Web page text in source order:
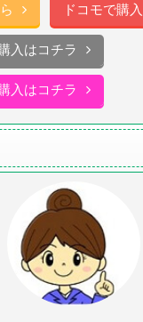
ドコモで購
入はコチラ
入はコチラ